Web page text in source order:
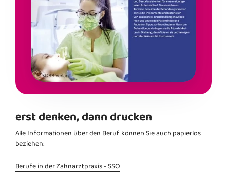
erst denken, dann drucken
Alle Informationen über den Beruf können Sie auch papierlos
beziehen:
Berufe in der Zahnarztpraxis - SSO